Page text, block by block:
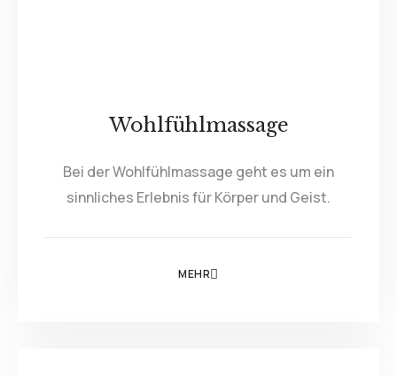
Wohlfühlmassage
Bei der Wohlfühlmassage geht es um ein
sinnliches Erlebnis für Körper und Geist.
MEHR